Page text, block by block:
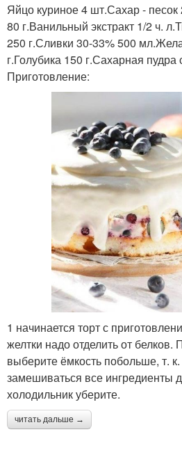
Яйцо куриное 4 шт.Сахар -
80 г.Ванильный экстракт 1/2 ч.
250 г.Сливки 30-33% 500
г.Голубика 150 г.Сахарная пудра
Приготовление:
1 начинается торт с
желтки надо отделить от белков.
выберите ёмкость побольше, т.
замешиваться все ингредиенты
холодильник уберите.
читать дальше →